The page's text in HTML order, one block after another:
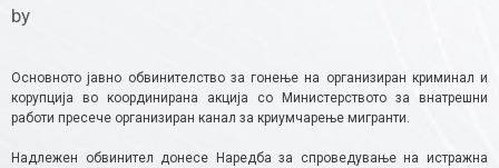
by
Основното јавно обвинителство за гонење на организиран криминал и
корупција во координирана акција со Министерството за внатрешни
работи пресече организиран канал за криумчарење мигранти.
Надлежен обвинител донесе Наредба за спроведување на истражна